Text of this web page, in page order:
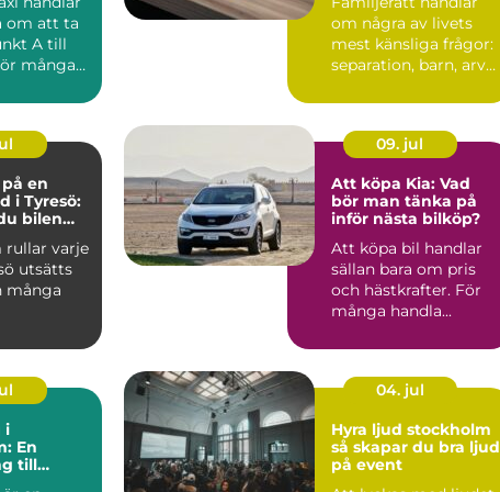
om att ta
A till
många
om några av livets
mest känsliga frågor:
separation, barn, arv
en
i Tyresö:
bilen
rullar varje
utsätts
många
09. jul
Att köpa Kia: Vad
bör man tänka på
inför nästa bilköp?
Att köpa bil handlar
sällan bara om pris
och hästkrafter. För
många handla...
i
En
till
04. jul
Hyra ljud stockholm
så skapar du bra ljud
på event